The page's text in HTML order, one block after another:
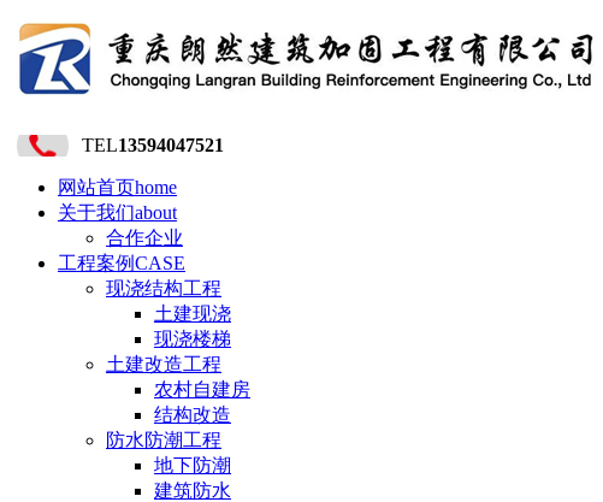
TEL13594047521
网站首页home
关于我们about
合作企业
工程案例CASE
现浇结构工程
土建现浇
现浇楼梯
土建改造工程
农村自建房
结构改造
防水防潮工程
地下防潮
建筑防水